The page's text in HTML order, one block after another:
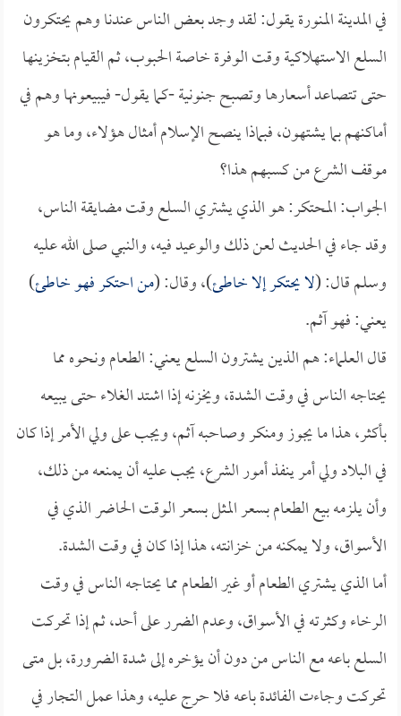
في المدينة المنورة يقول: لقد وجد بعض الناس عندنا وهم يحتكرون
السلع الاستهلاكية وقت الوفرة خاصة الحبوب، ثم القيام بتخزينها
حتى تتصاعد أسعارها وتصبح جنونية -كما يقول- فيبيعونها وهم في
أماكنهم بما يشتهون، فبماذا ينصح الإسلام أمثال هؤلاء، وما هو
موقف الشرع من كسبهم هذا؟
الجواب: المحتكر: هو الذي يشتري السلع وقت مضايقة الناس،
وقد جاء في الحديث لعن ذلك والوعيد فيه، والنبي صلى الله عليه
وسلم قال: (لا يحتكر إلا خاطئ)، وقال: (من احتكر فهو خاطئ)
يعني: فهو آثم.
قال العلماء: هم الذين يشترون السلع يعني: الطعام ونحوه مما
يحتاجه الناس في وقت الشدة، ويخزنه إذا اشتد الغلاء حتى يبيعه
بأكثر، هذا ما يجوز ومنكر وصاحبه آثم، ويجب على ولي الأمر إذا كان
في البلاد ولي أمر ينفذ أمور الشرع، يجب عليه أن يمنعه من ذلك،
وأن يلزمه بيع الطعام بسعر المثل بسعر الوقت الحاضر الذي في
الأسواق، ولا يمكنه من خزانته، هذا إذا كان في وقت الشدة.
أما الذي يشتري الطعام أو غير الطعام مما يحتاجه الناس في وقت
الرخاء وكثرته في الأسواق، وعدم الضرر على أحد، ثم إذا تحركت
السلع باعه مع الناس من دون أن يؤخره إلى شدة الضرورة، بل متى
تحركت وجاءت الفائدة باعه فلا حرج عليه، وهذا عمل التجار في